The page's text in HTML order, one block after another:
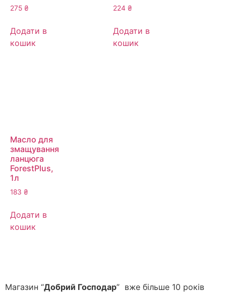
275 ₴
Додати в
кошик
224 ₴
Додати в
кошик
Масло для
змащування
ланцюга
ForestPlus,
1л
183 ₴
Додати в
кошик
Магазин “Добрий Господар” вже більше 10 років